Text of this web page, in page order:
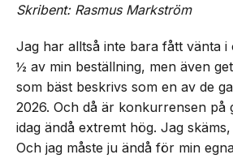
Skribent: Rasmus Markström
Jag har alltså inte bara fått vänta
½ av min beställning, men även
som bäst beskrivs som en av de
2026. Och då är konkurrensen på
idag ändå extremt hög. Jag
Och jag måste ju ändå för min